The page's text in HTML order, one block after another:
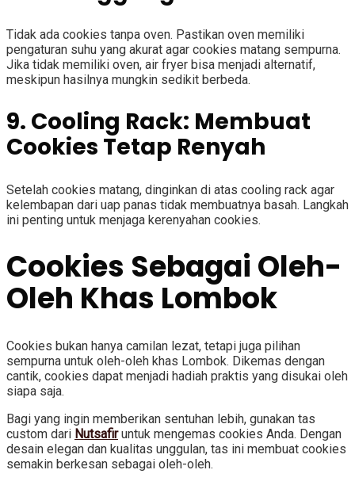
Tidak ada cookies tanpa oven. Pastikan oven memiliki
pengaturan suhu yang akurat agar cookies matang sempurna.
Jika tidak memiliki oven, air fryer bisa menjadi alternatif,
meskipun hasilnya mungkin sedikit berbeda.
9. Cooling Rack: Membuat
Cookies Tetap Renyah
Setelah cookies matang, dinginkan di atas cooling rack agar
kelembapan dari uap panas tidak membuatnya basah. Langkah
ini penting untuk menjaga kerenyahan cookies.
Cookies Sebagai Oleh-
Oleh Khas Lombok
Cookies bukan hanya camilan lezat, tetapi juga pilihan
sempurna untuk oleh-oleh khas Lombok. Dikemas dengan
cantik, cookies dapat menjadi hadiah praktis yang disukai oleh
siapa saja.
Bagi yang ingin memberikan sentuhan lebih, gunakan tas
custom dari Nutsafiruntuk mengemas cookies Anda. Dengan
desain elegan dan kualitas unggulan, tas ini membuat cookies
semakin berkesan sebagai oleh-oleh.